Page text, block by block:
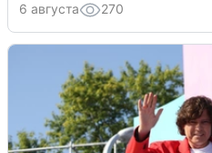
6 августа 270